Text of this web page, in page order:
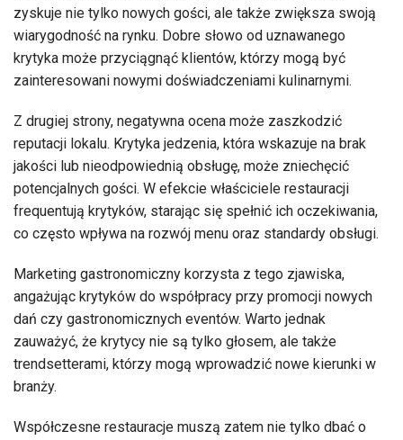
zyskuje nie tylko nowych gości, ale także zwiększa swoją
wiarygodność na rynku. Dobre słowo od uznawanego
krytyka może przyciągnąć klientów, którzy mogą być
zainteresowani nowymi doświadczeniami kulinarnymi.
Z drugiej strony, negatywna ocena może zaszkodzić
reputacji lokalu. Krytyka jedzenia, która wskazuje na brak
jakości lub nieodpowiednią obsługę, może zniechęcić
potencjalnych gości. W efekcie właściciele restauracji
frequentują krytyków, starając się spełnić ich oczekiwania,
co często wpływa na rozwój menu oraz standardy obsługi.
Marketing gastronomiczny korzysta z tego zjawiska,
angażując krytyków do współpracy przy promocji nowych
dań czy gastronomicznych eventów. Warto jednak
zauważyć, że krytycy nie są tylko głosem, ale także
trendsetterami, którzy mogą wprowadzić nowe kierunki w
branży.
Współczesne restauracje muszą zatem nie tylko dbać o